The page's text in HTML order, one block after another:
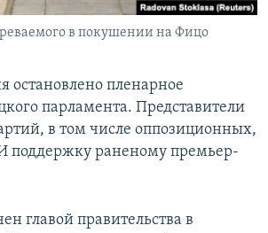
в покушении на Фицо
остановлено пленарное
парламента. Представители
в том числе оппозиционных,
раненому премьер-
главой правительства в